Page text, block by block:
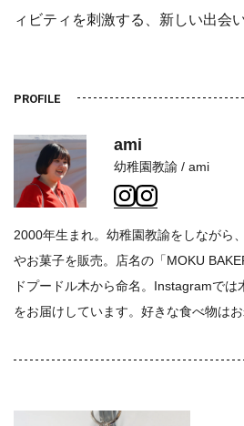
ィビティを刺激する、新しい出会
ami
幼稚園教諭 / ami
2000年生まれ。幼稚園教諭をしながら
やお菓子を販売。店名の「MOKU
ドプードル木から命名。Instagramで
をお届けしています。好きな食べ物はお